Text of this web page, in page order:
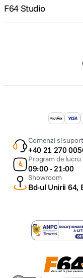
F64 Studio
Comenzi si suport
+40 21 270
Program de lucru
09:00 - 21:00
Showroom
Bd-ul Unirii 64,